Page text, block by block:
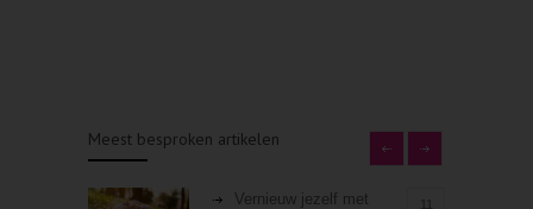
Meest besproken artikelen
Vernieuw jezelf met